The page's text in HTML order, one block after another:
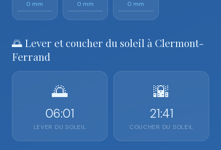
0 mm 0 mm 0 mm
🌅 Lever et coucher du soleil à Clermont-
Ferrand
🌅
06:01
LEVER DU SOLEIL
🌇
21:41
COUCHER DU SOLEIL